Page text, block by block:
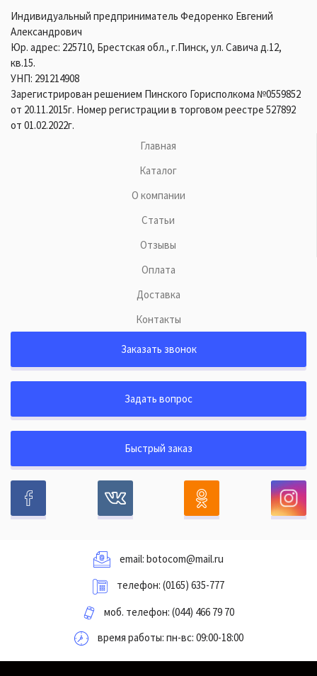
Индивидуальный предприниматель Федоренко Евгений
Александрович
Юр. адрес: 225710, Брестская обл., г.Пинск, ул. Савича д.12,
кв.15.
УНП: 291214908
Зарегистрирован решением Пинского Горисполкома №0559852
от 20.11.2015г. Номер регистрации в торговом реестре 527892
от 01.02.2022г.
Главная
Каталог
О компании
Статьи
Отзывы
Оплата
Доставка
Контакты
Заказать звонок
Задать вопрос
Быстрый заказ
email: botocom@mail.ru
телефон: (0165) 635-777
моб. телефон: (044) 466 79 70
время работы: пн-вс: 09:00-18:00